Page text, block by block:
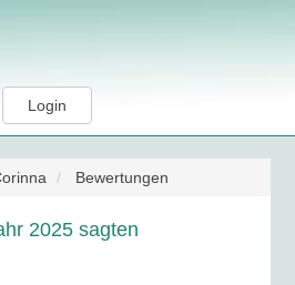
Login
Bewertungen
2025 sagten